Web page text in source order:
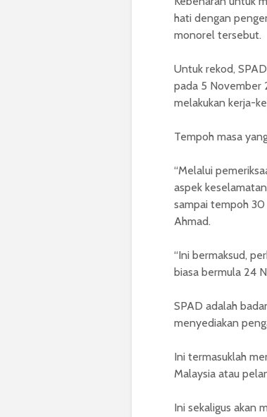
hati dengan
monorel tersebut.
Untuk rekod,
pada 5 November
melakukan kerja-
Tempoh masa
“Melalui
aspek
sampai tempoh 30
Ahmad.
“Ini bermaksud,
biasa bermula 24
SPAD adalah
menyediakan
Ini termasuklah
Malaysia atau
Ini sekaligus akan